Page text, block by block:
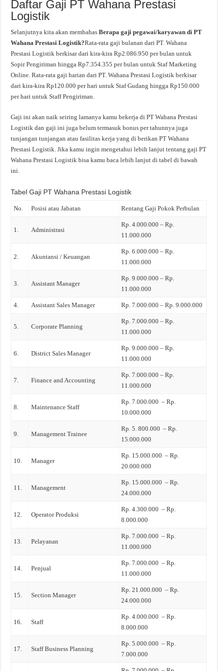
Daftar Gaji PT Wahana Prestasi
Logistik
Selanjutnya kita akan membahasBerapa gaji pegawai/karyawan di PT
Wahana Prestasi Logistik?Rata-rata gaji bulanan dari PT. Wahana
Prestasi Logistik berkisar dari kira-kira Rp2.086.950 per bulan untuk
Sopir Pengiriman hingga Rp7.354.355 per bulan untuk Staf Marketing
Online. Rata-rata gaji harian dari PT. Wahana Prestasi Logistik berkisar
dari kira-kira Rp120.000 per hari untuk Staf Gudang hingga Rp150.000
per hari untuk Staff Pengiriman.
Gaji ini akan naik seiring lamanya kamu bekerja di PT Wahana Prestasi
Logistik dan gaji ini juga belum termasuk bonus per tahunnya juga
tunjangan tunjangan atau fasilitas kerja yang di berikan PT Wahana
Prestasi Logistik. Jika kamu ingin mengetahui lebih lanjut tentang gaji PT
Wahana Prestasi Logistik bisa kamu baca lebih lanjut di tabel di bawah
ini.
Tabel Gaji PT Wahana Prestasi Logistik
No. Posisi atau Jabatan Rentang Gaji Pokok Perbulan
1. Administrasi
Rp. 4.000.000 – Rp.
11.000.000
2. Akuntansi / Keuangan
Rp. 6.000.000 – Rp.
11.000.000
3. Assistant Manager
Rp. 9.000.000 – Rp.
11.000.000
4. Assistant Sales Manager Rp. 7.000.000 – Rp. 9.000.000
5. Corporate Planning
Rp. 7.000.000 – Rp.
11.000.000
6. District Sales Manager
Rp. 9.000.000 – Rp.
11.000.000
7. Finance and Accounting
Rp. 7.000.000 – Rp.
11.000.000
8. Maintenance Staff
Rp. 7.000.000 – Rp.
10.000.000
9. Management Trainee
Rp. 5. 800.000 – Rp.
15.000.000
10. Manager
Rp. 15.000.000 – Rp.
20.000.000
11. Management
Rp. 15.000.000 – Rp.
24.000.000
12. Operator Produksi
Rp. 4.300.000 – Rp.
8.000.000
13. Pelayanan
Rp. 7.000.000 – Rp.
11.000.000
14. Penjual
Rp. 7.000.000 – Rp.
11.000.000
15. Section Manager
Rp. 21.000.000 – Rp.
24.000.000
16. Staff
Rp. 4.000.000 – Rp.
8.000.000
17. Staff Business Planning
Rp. 5.000.000 – Rp.
7.000.000